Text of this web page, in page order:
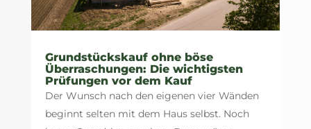
Grundstückskauf ohne böse
Überraschungen: Die wichtigsten
Prüfungen vor dem Kauf
Der Wunsch nach den eigenen vier Wänden
beginnt selten mit dem Haus selbst. Noch